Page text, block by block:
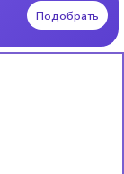
Подобрать